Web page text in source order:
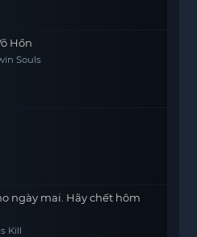
Hồn
Souls
ngày mai. Hãy chết hôm
Kill